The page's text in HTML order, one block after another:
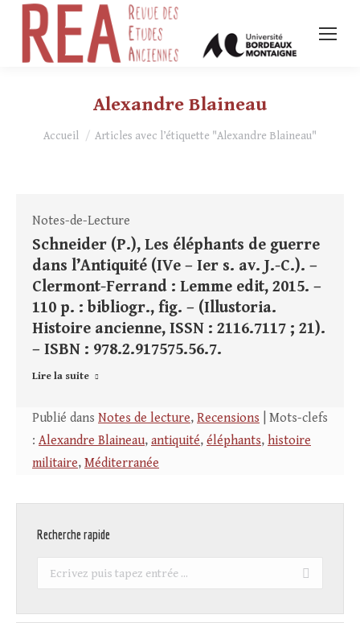
Alexandre Blaineau
Vous êtes ici :
Accueil Articles avec l’étiquette "Alexandre Blaineau"
Notes-de-Lecture
Schneider (P.), Les éléphants de guerre
dans l’Antiquité (IVe – Ier s. av. J.-C.). –
Clermont-Ferrand : Lemme edit, 2015. –
110 p. : bibliogr., fig. – (Illustoria.
Histoire ancienne, ISSN : 2116.7117 ; 21).
– ISBN : 978.2.917575.56.7.
Lire la suite
Publié dans Notes de lecture, Recensions | Mots-clefs
: Alexandre Blaineau, antiquité, éléphants, histoire
militaire, Méditerranée
Recherche rapide
Recherche